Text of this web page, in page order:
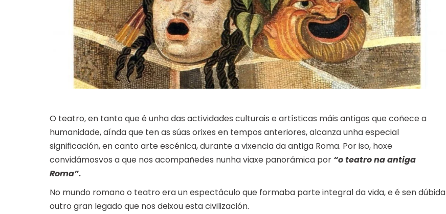
O teatro, en tanto que é unha das actividades culturais e artísticas máis antigas que coñece a
humanidade, aínda que ten as súas orixes en tempos anteriores, alcanza unha especial
significación, en canto arte escénica, durante a vixencia da antiga Roma. Por iso, hoxe
convidámosvos a que nos acompañedes nunha viaxe panorámica por “o teatro na antiga
Roma”.
No mundo romano o teatro era un espectáculo que formaba parte integral da vida, e é sen dúbida
outro gran legado que nos deixou esta civilización.